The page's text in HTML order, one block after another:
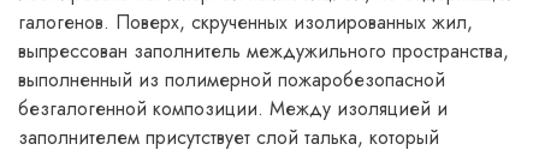
галогенов. Поверх, скрученных изолированных жил,
выпрессован заполнитель междужильного пространства,
выполненный из полимерной пожаробезопасной
безгалогенной композиции. Между изоляцией и
заполнителем присутствует слой талька, который